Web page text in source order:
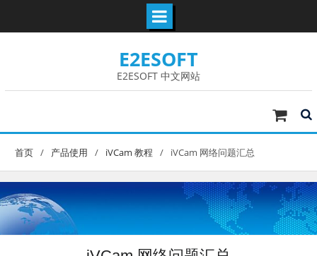
E2ESOFT
E2ESOFT 中文网站
首页 产品使用 iVCam 教程 iVCam 网络问题汇总